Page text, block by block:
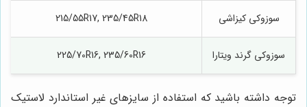
سوزوکی کیزاشی 215/55R17, 235/45R18
سوزوکی گرند ویتارا 225/70R16, 235/60R16
توجه داشته باشید که استفاده از سایزهای غیر استاندارد لاستیک